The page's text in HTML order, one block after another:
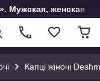
Мужская, женская и
Капці жіночі